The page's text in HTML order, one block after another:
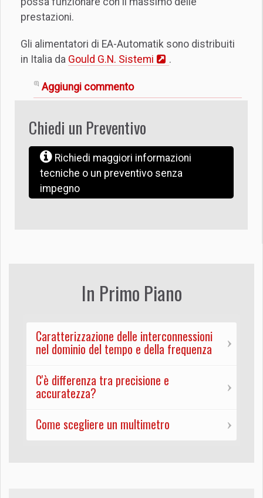
prestazioni.
Gli alimentatori di EA-Automatik sono distribuiti
in Italia da Gould G.N. Sistemi .
Aggiungi commento
Chiedi un Preventivo
Richiedi maggiori informazioni
tecniche o un preventivo senza
impegno
In Primo Piano
Caratterizzazione delle interconnessioni
nel dominio del tempo e della frequenza
C'è differenza tra precisione e
accuratezza?
Come scegliere un multimetro